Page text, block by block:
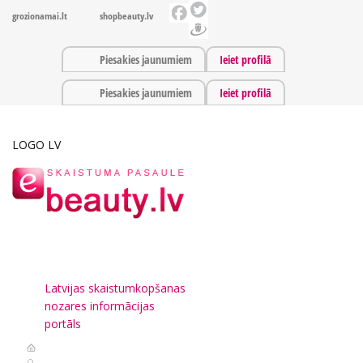
grozionamai.lt shopbeauty.lv
Piesakies jaunumiem Ieiet profilā
Piesakies jaunumiem Ieiet profilā
LOGO LV
Latvijas skaistumkopšanas
nozares informācijas
portāls